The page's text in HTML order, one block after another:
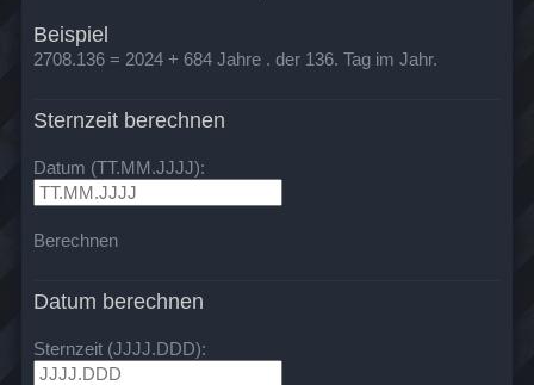
Beispiel
2708.136 = 2024 + 684 Jahre . der 136. Tag im Jahr.
Sternzeit berechnen
Datum (TT.MM.JJJJ):
Berechnen
Datum berechnen
Sternzeit (JJJJ.DDD):